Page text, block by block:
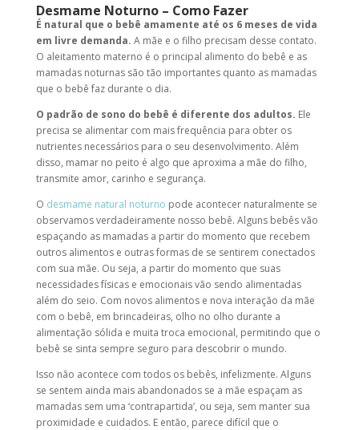
Desmame Noturno – Como Fazer
É natural que o bebê amamente até os 6 meses de vida
em livre demanda. A mãe e o filho precisam desse contato.
O aleitamento materno é o principal alimento do bebê e as
mamadas noturnas são tão importantes quanto as mamadas
que o bebê faz durante o dia.
O padrão de sono do bebê é diferente dos adultos. Ele
precisa se alimentar com mais frequência para obter os
nutrientes necessários para o seu desenvolvimento. Além
disso, mamar no peito é algo que aproxima a mãe do filho,
transmite amor, carinho e segurança.
O desmame natural noturno pode acontecer naturalmente se
observamos verdadeiramente nosso bebê. Alguns bebês vão
espaçando as mamadas a partir do momento que recebem
outros alimentos e outras formas de se sentirem conectados
com sua mãe. Ou seja, a partir do momento que suas
necessidades físicas e emocionais vão sendo alimentadas
além do seio. Com novos alimentos e nova interação da mãe
com o bebê, em brincadeiras, olho no olho durante a
alimentação sólida e muita troca emocional, permitindo que o
bebê se sinta sempre seguro para descobrir o mundo.
Isso não acontece com todos os bebês, infelizmente. Alguns
se sentem ainda mais abandonados se a mãe espaçam as
mamadas sem uma ‘contrapartida’, ou seja, sem manter sua
proximidade e cuidados. E então, parece difícil que o